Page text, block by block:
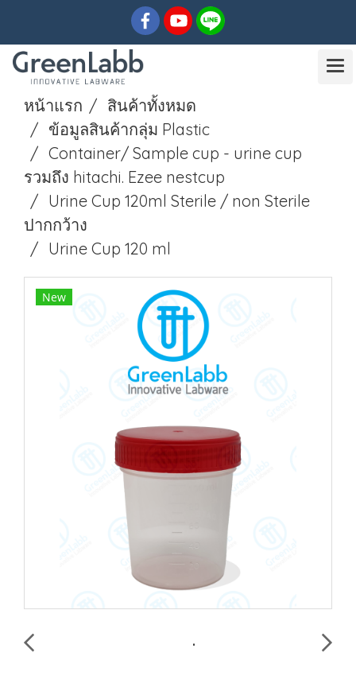
หน้าแรก
สินค้าทั้งหมด
ข้อมูลสินค้ากลุ่ม Plastic
Container/ Sample cup - urine cup
รวมถึง hitachi. Ezee nestcup
Urine Cup 120ml Sterile / non Sterile
ปากกว้าง
Urine Cup 120 ml
New